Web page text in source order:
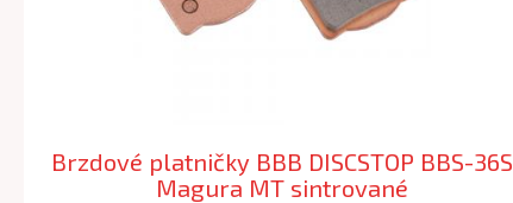
Brzdové platničky BBB DISCSTOP BBS-36S
Magura MT sintrované